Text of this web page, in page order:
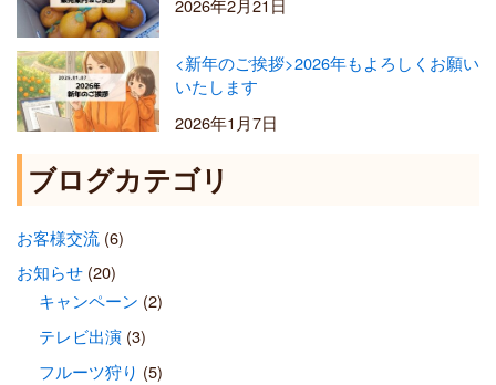
2026年2月21日
<新年のご挨拶>2026年もよろしくお願い
いたします
2026年1月7日
ブログカテゴリ
お客様交流(6)
お知らせ(20)
キャンペーン (2)
テレビ出演(3)
フルーツ狩り (5)